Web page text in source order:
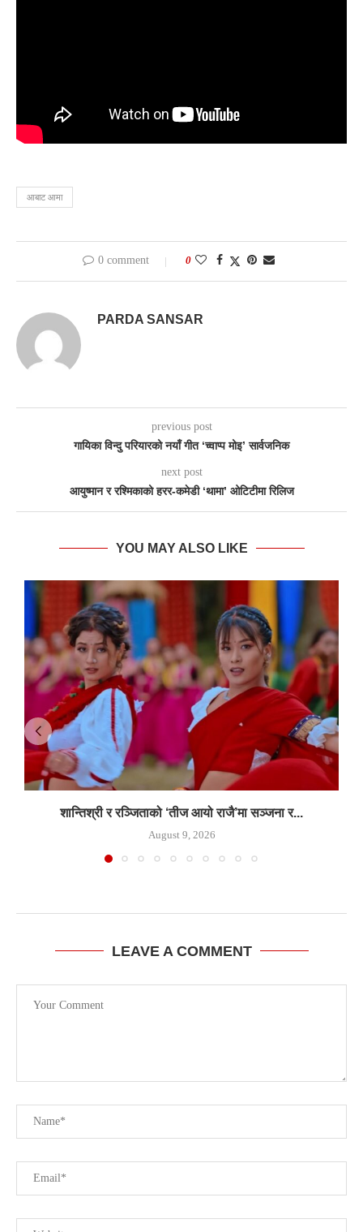
आबाट आमा
0 comment 0
PARDA SANSAR
previous post
गायिका विन्दु परियारको नयाँ गीत ‘च्वाप्प मोइ’ सार्वजनिक
next post
आयुष्मान र रश्मिकाको हरर-कमेडी ‘थामा’ ओटिटीमा रिलिज
YOU MAY ALSO LIKE
शान्तिश्री र रञ्जिताको ‘तीज आयो राजै’मा सञ्जना र...
August 9, 2026
LEAVE A COMMENT